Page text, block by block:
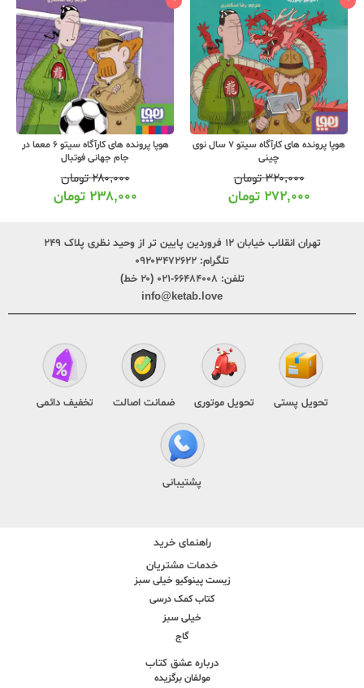
هوپا پرونده های کارآگاه سیتو 7 سال نوی
هوپا پرونده های کارآگاه سیتو 6 معما در
۲۳۸,۰۰۰ ۲۳۸,۰۰۰
تهران انقلاب خیابان ۱۲ فروردین پایین تر از وحید نظری پلاک ۲۴۹
تلگرام: ۰۹۲۰۳۴۷۲۶۲۲
تلفن: ۶۶۴۸۴۰۰۸-۰۲۱ (۲۰ خط)
info@ketab.love
تحویل پستی تحویل موتوری ضمانت اصالت تخفیف دائمی
پشتیبانی
راهنمای خرید
خدمات مشتریان
زیست پینوکیو خیلی سبز
کتاب کمک درسی
خیلی سبز
گاج
درباره عشق کتاب
مولفان برگزیده